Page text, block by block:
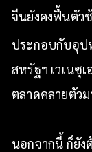
จีนยังคงฟื้นตัว
ประกอบกับอุป
สหรัฐฯ เวเนซุ
ตลาดคลายตัว
นอกจากนี้ ก็ยัง